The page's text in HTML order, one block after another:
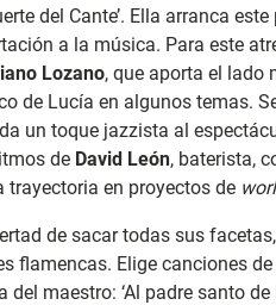
del Cante’. Ella arranca
a la música. Para este
Lozano, que aporta el lado
de Lucía en algunos temas.
un toque jazzista al
de David León, baterista,
en proyectos de
de sacar todas sus
flamencas. Elige canciones
maestro: ‘Al padre santo de